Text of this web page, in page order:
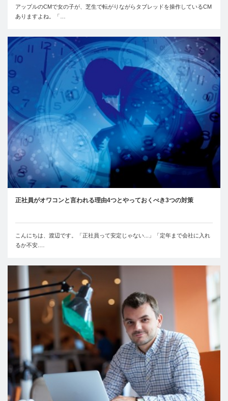
アップルのCMで女の子が、芝生で転がりながらタブレッドを操作しているCM
ありますよね。「…
正社員がオワコンと言われる理由4つとやっておくべき3つの対策
こんにちは、渡辺です。「正社員って安定じゃない...」「定年まで会社に入れ
るか不安.…